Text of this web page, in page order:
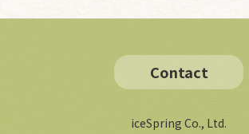
Contact
iceSpring Co., Ltd.